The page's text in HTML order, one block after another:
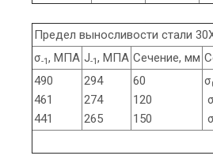
Предел выносливости стали
σ-1, МПА J-1, МПА Сечение, мм
490
461
441
294
274
265
60
120
150
σ
σ
σ